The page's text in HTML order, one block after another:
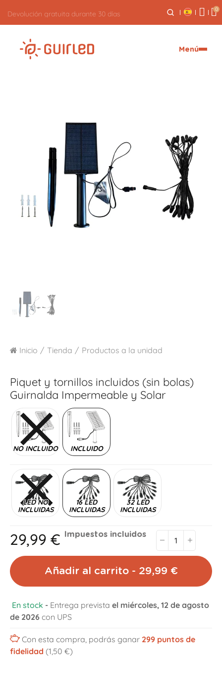
Devolución gratuita durante 30 días 0
Menú
Inicio Tienda Productos a la unidad
Piquet y tornillos incluidos (sin bolas)
Guirnalda Impermeable y Solar
NO INCLUIDO INCLUIDO
LED NO
INCLUIDAS
16 LED
INCLUIDAS
32 LED
INCLUIDAS
29,99 € Impuestos incluidos
Añadir al carrito - 29,99 €
En stock - Entrega prevista el miércoles, 12 de agosto
de 2026 con UPS
Con esta compra, podrás ganar 299puntos de
fidelidad (1,50 €)